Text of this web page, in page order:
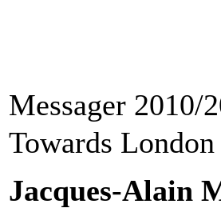
Messager 2010/
Towards
Jacques-Alain